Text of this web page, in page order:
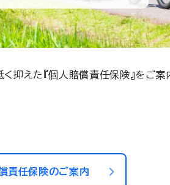
抑えた『個人賠償責任保険』をご案
責任保険のご案内